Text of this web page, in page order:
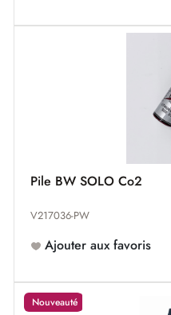
Pile BW SOLO Co2
V217036-PW
Ajouter aux favoris
Nouveauté